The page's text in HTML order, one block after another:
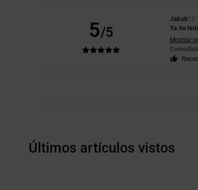
5/5
Jakub
Ya he
Mostrar
Últimos artículos vistos